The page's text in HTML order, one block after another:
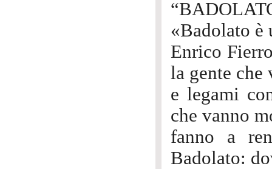
«Badolato è
Enrico
la gente che
e legami
che vanno
fanno a
Badolato: